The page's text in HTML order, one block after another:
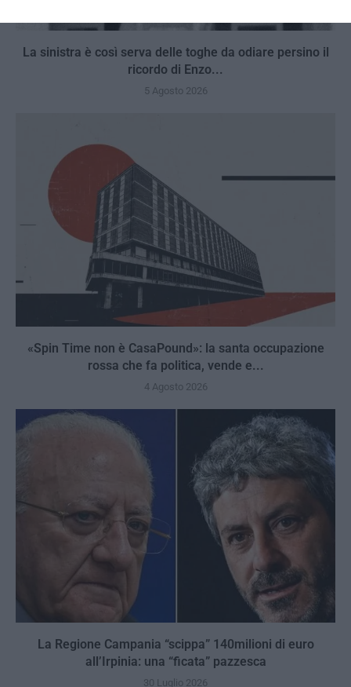
La sinistra è così serva delle toghe da odiare persino il
ricordo di Enzo...
5 Agosto 2026
«Spin Time non è CasaPound»: la santa occupazione
rossa che fa politica, vende e...
4 Agosto 2026
La Regione Campania “scippa” 140milioni di euro
all’Irpinia: una “ficata” pazzesca
30 Luglio 2026